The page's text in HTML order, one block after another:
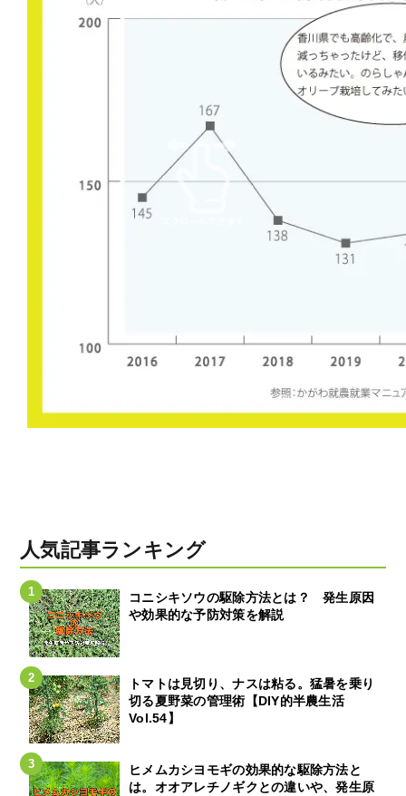
人気記事ランキング
コニシキソウの駆除方法とは？ 発生原因
や効果的な予防対策を解説
トマトは見切り、ナスは粘る。猛暑を乗り
切る夏野菜の管理術【DIY的半農生活
Vol.54】
ヒメムカシヨモギの効果的な駆除方法と
は。オオアレチノギクとの違いや、発生原